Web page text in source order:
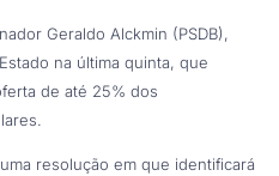
Geraldo Alckmin (PSDB),
na última quinta, que
de até 25% dos
resolução em que identificará